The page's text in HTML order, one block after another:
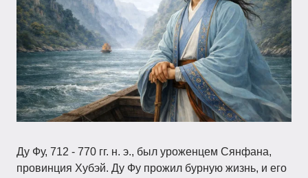
Ду Фу, 712 - 770 гг. н. э., был уроженцем Сянфана,
провинция Хубэй. Ду Фу прожил бурную жизнь, и его